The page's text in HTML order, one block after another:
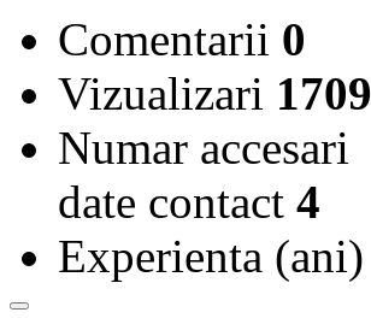
Comentarii 0
Vizualizari 1709
Numar accesari
date contact 4
Experienta (ani)